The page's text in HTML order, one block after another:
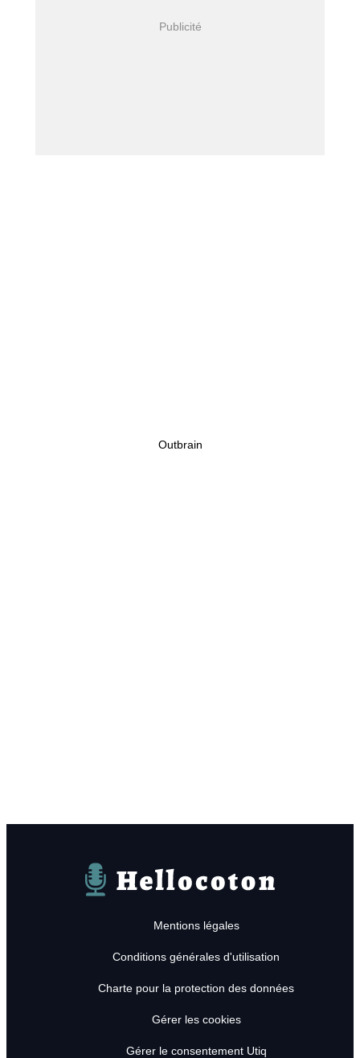
Outbrain
Hellocoton
Mentions légales
Conditions générales d'utilisation
Charte pour la protection des données
Gérer les cookies
Gérer le consentement Utiq